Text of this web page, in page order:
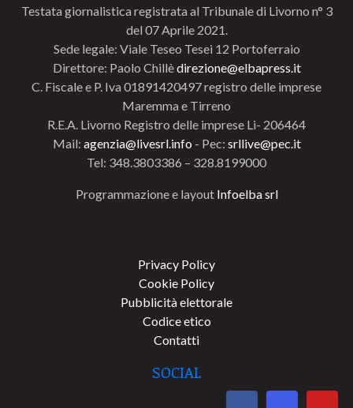
Testata giornalistica registrata al Tribunale di Livorno n° 3
del 07 Aprile 2021.
Sede legale: Viale Teseo Tesei 12 Portoferraio
Direttore: Paolo Chillèdirezione@elbapress.it
C. Fiscale e P. Iva 01891420497 registro delle imprese
Maremma e Tirreno
R.E.A. Livorno Registro delle imprese Li- 206464
Mail: agenzia@livesrl.info - Pec: srllive@pec.it
Tel: 348.3803386 – 328.8199000
Programmazione e layout Infoelba srl
Privacy Policy
Cookie Policy
Pubblicità elettorale
Codice etico
Contatti
SOCIAL